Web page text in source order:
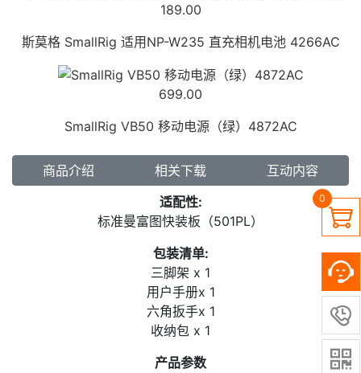

0


189.00
斯莫格 SmallRig 适用NP-W235 直充相机电池 4266AC
699.00
SmallRig VB50 移动电源（绿）4872AC
商品介绍 相关下载
互动内容
适配性:
标准曼富图快装板（501PL）
包装清单:
三脚架 x 1
用户手册x 1
六角扳手x 1
收纳包 x 1
产品参数